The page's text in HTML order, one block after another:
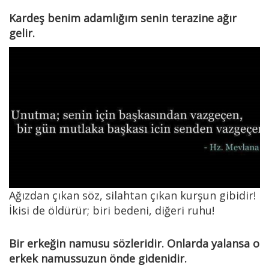
Kardeş benim adamlığım senin terazine ağır
gelir.
Ağızdan çıkan söz, silahtan çıkan kurşun gibidir!
İkisi de öldürür; biri bedeni, diğeri ruhu!
Bir erkeğin namusu sözleridir. Onlarda yalansa o
erkek namussuzun önde gidenidir.